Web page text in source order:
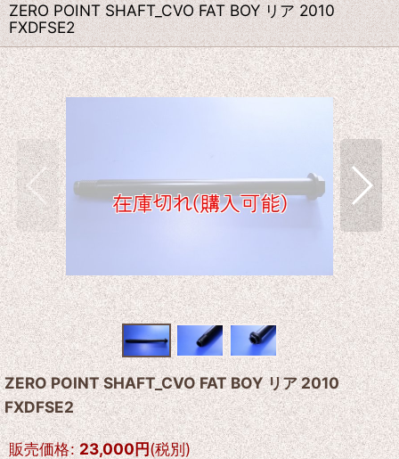
ZERO POINT SHAFT_CVO FAT BOY リア 2010
FXDFSE2
ZERO POINT SHAFT_CVO FAT BOY リア 2010
FXDFSE2
販売価格: 23,000円(税別)